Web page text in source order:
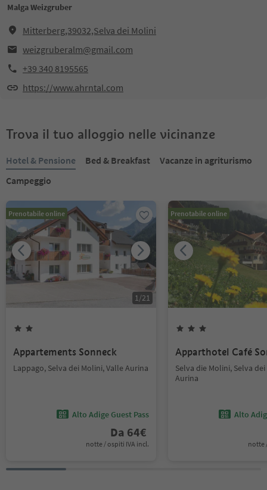
Malga Weizgruber
Mitterberg,39032,Selva dei Molini
weizgruberalm@gmail.com
+39 340 8195565
https://www.ahrntal.com
Trova il tuo alloggio nelle vicinanze
Hotel & Pensione Bed & Breakfast
Vacanze in agriturismo
Campeggio
Prenotabile online
1/21
Appartements Sonneck
Lappago, Selva dei Molini, Valle Aurina
Alto Adige Guest Pass
Da 64€
notte / ospiti IVA incl.
Prenotabile online
Apparthotel Café
Selva die Molini, Selva
Aurina
Alto
notte